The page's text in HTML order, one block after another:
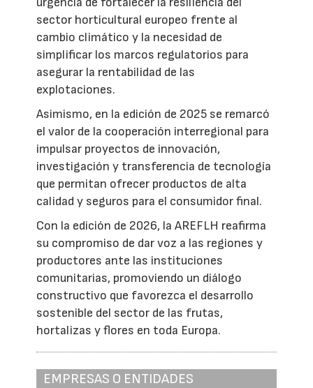
sector horticultural europeo frente al
cambio climático y la necesidad de
simplificar los marcos regulatorios para
asegurar la rentabilidad de las
explotaciones.
Asimismo, en la edición de 2025 se remarcó
el valor de la cooperación interregional para
impulsar proyectos de innovación,
investigación y transferencia de tecnología
que permitan ofrecer productos de alta
calidad y seguros para el consumidor final.
Con la edición de 2026, la AREFLH reafirma
su compromiso de dar voz a las regiones y
productores ante las instituciones
comunitarias, promoviendo un diálogo
constructivo que favorezca el desarrollo
sostenible del sector de las frutas,
hortalizas y flores en toda Europa.
EMPRESAS O ENTIDADES